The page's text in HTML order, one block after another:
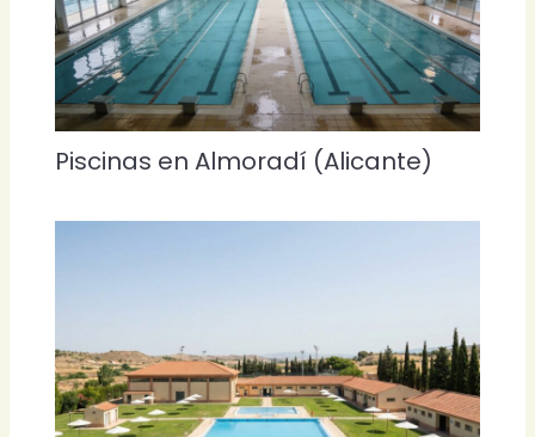
Piscinas en Almoradí (Alicante)